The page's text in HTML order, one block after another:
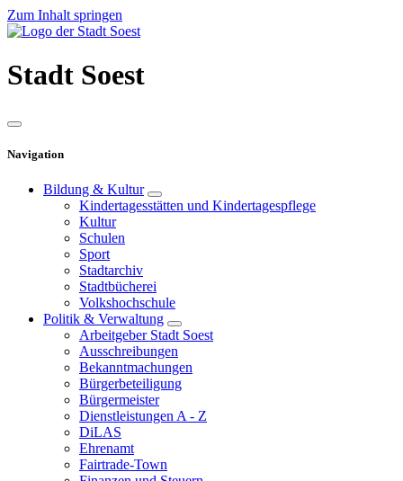
Zum Inhalt springen
Stadt Soest
Navigation
Bildung & Kultur
Kindertagesstätten und Kindertagespflege
Kultur
Schulen
Sport
Stadtarchiv
Stadtbücherei
Volkshochschule
Politik & Verwaltung
Arbeitgeber Stadt Soest
Ausschreibungen
Bekanntmachungen
Bürgerbeteiligung
Bürgermeister
Dienstleistungen A - Z
DiLAS
Ehrenamt
Fairtrade-Town